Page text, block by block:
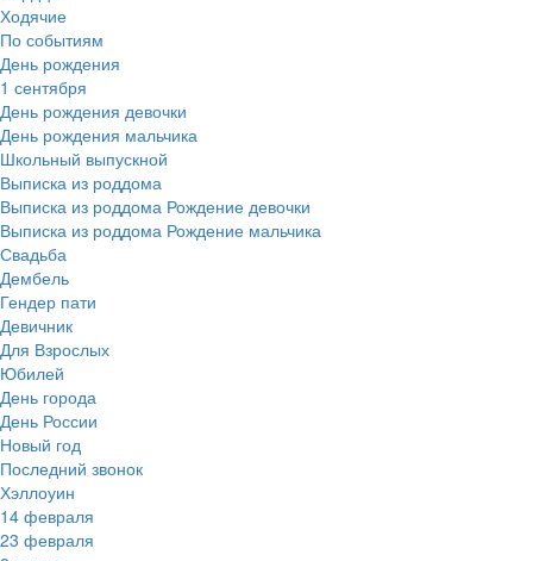
Ходячие
По событиям
День рождения
1 сентября
День рождения девочки
День рождения мальчика
Школьный выпускной
Выписка из роддома
Выписка из роддома Рождение девочки
Выписка из роддома Рождение мальчика
Свадьба
Дембель
Гендер пати
Девичник
Для Взрослых
Юбилей
День города
День России
Новый год
Последний звонок
Хэллоуин
14 февраля
23 февраля